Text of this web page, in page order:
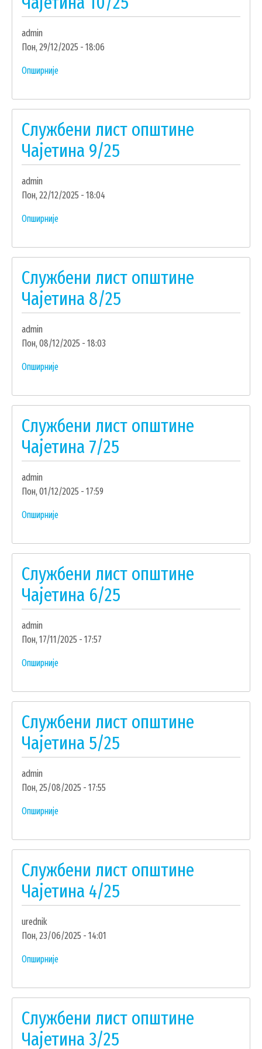
УДРУЖЕЊА И НВО
ЛОКАЛНА САМОУПРАВА
СКУПШТИНА
ОПШТИНСКО ВЕЋЕ
ОПШТИНСКА УПРАВА
ОПШТИНСКО ПРАВОБРАНИЛАШТВО
МЕСНЕ ЗАЈЕДНИЦЕ
ЈАВНА ПРЕДУЗЕЋА
КОМУНАЛНА МИЛИЦИЈА ОПШТИНЕ
ИНТЕРНА РЕВИЗИЈА
УСЛУГЕ
ПОРТАЛ Е-УПРАВА
ВОДИЧ КРОЗ ЛОКАЛНУ УПРАВУ
ПИСАРНИЦА
ВИРТУЕЛНИ МАТИЧАР
КОНКУРСИ, ПОЗИВИ, ОБАВЕШТЕЊА
ПОДНОШЕЊЕ ЗАХТЕВА УРБАНИЗАМ
ПОСТАВИТЕ НАМ ПИТАЊЕ
ДОКУМЕНТА
КОНТАКТИ
ЗАПОСЛЕНИ У ОПШТИНСКОЈ УПРАВИ
ПОСТАВИТЕ ПИТАЊЕ
SEARCH
FORM
ПРЕТРАЖИ
admin
Пон, 29/12/2025 - 18:06
Опширније
лист
општине
Чајетина
Службени лист општине
Чајетина 9/25
admin
Пон, 22/12/2025 - 18:04
Опширније
лист
општине
Чајетина
Службени лист општине
Чајетина 8/25
admin
Пон, 08/12/2025 - 18:03
Опширније
лист
општине
Чајетина
Службени лист општине
Чајетина 7/25
admin
Пон, 01/12/2025 - 17:59
Опширније
лист
општине
Чајетина
Службени лист општине
Чајетина 6/25
admin
Пон, 17/11/2025 - 17:57
Опширније
лист
општине
Чајетина
Службени лист општине
Чајетина 5/25
admin
Пон, 25/08/2025 - 17:55
Опширније
лист
општине
Чајетина
Службени лист општине
Чајетина 4/25
urednik
Пон, 23/06/2025 - 14:01
Опширније
лист
општине
Чајетина
Службени лист општине
Чајетина 3/25